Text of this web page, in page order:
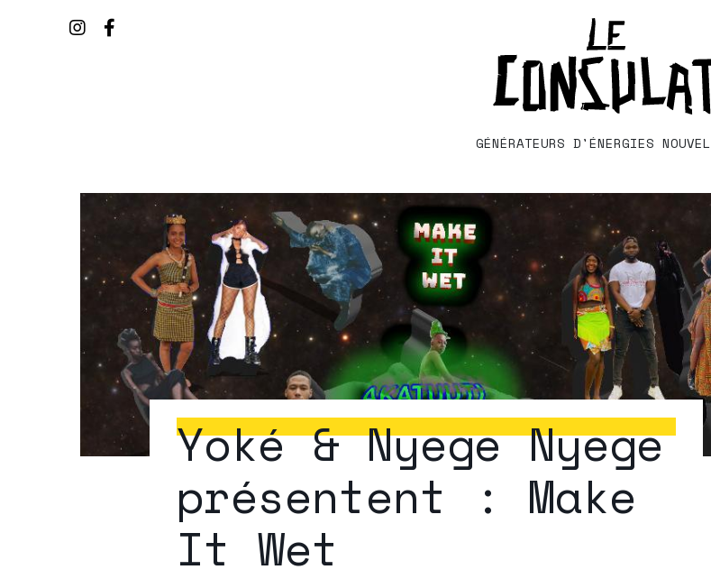
GÉNÉRATEURS D'ÉNERGIES
Yoké & Nyege Nyege
présentent : Make
It Wet